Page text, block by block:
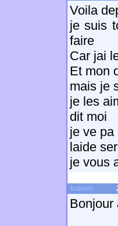
Voila
je suis
faire
Car jai
Et mon
mais je
je les
dit moi
je ve pa
laide
je vous
ludovic
Bonjour